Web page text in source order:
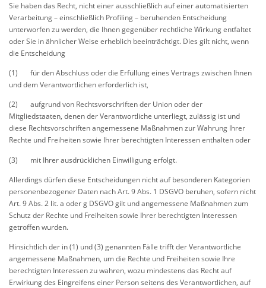
Sie haben das Recht, nicht einer ausschließlich auf einer automatisierten
Verarbeitung – einschließlich Profiling – beruhenden Entscheidung
unterworfen zu werden, die Ihnen gegenüber rechtliche Wirkung entfaltet
oder Sie in ähnlicher Weise erheblich beeinträchtigt. Dies gilt nicht, wenn
die Entscheidung
(1) für den Abschluss oder die Erfüllung eines Vertrags zwischen Ihnen
und dem Verantwortlichen erforderlich ist,
(2) aufgrund von Rechtsvorschriften der Union oder der
Mitgliedstaaten, denen der Verantwortliche unterliegt, zulässig ist und
diese Rechtsvorschriften angemessene Maßnahmen zur Wahrung Ihrer
Rechte und Freiheiten sowie Ihrer berechtigten Interessen enthalten oder
(3) mit Ihrer ausdrücklichen Einwilligung erfolgt.
Allerdings dürfen diese Entscheidungen nicht auf besonderen Kategorien
personenbezogener Daten nach Art. 9 Abs. 1 DSGVO beruhen, sofern nicht
Art. 9 Abs. 2 lit. a oder g DSGVO gilt und angemessene Maßnahmen zum
Schutz der Rechte und Freiheiten sowie Ihrer berechtigten Interessen
getroffen wurden.
Hinsichtlich der in (1) und (3) genannten Fälle trifft der Verantwortliche
angemessene Maßnahmen, um die Rechte und Freiheiten sowie Ihre
berechtigten Interessen zu wahren, wozu mindestens das Recht auf
Erwirkung des Eingreifens einer Person seitens des Verantwortlichen, auf